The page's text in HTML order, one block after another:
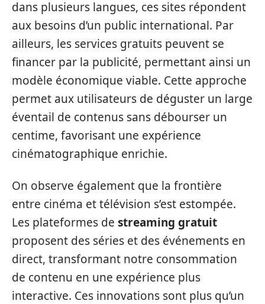
dans plusieurs langues, ces sites répondent
aux besoins d’un public international. Par
ailleurs, les services gratuits peuvent se
financer par la publicité, permettant ainsi un
modèle économique viable. Cette approche
permet aux utilisateurs de déguster un large
éventail de contenus sans débourser un
centime, favorisant une expérience
cinématographique enrichie.
On observe également que la frontière
entre cinéma et télévision s’est estompée.
Les plateformes de streaming gratuit
proposent des séries et des événements en
direct, transformant notre consommation
de contenu en une expérience plus
interactive. Ces innovations sont plus qu’un